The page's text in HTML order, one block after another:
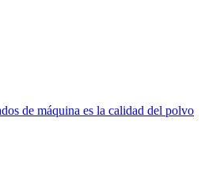
de máquina es la calidad del polvo